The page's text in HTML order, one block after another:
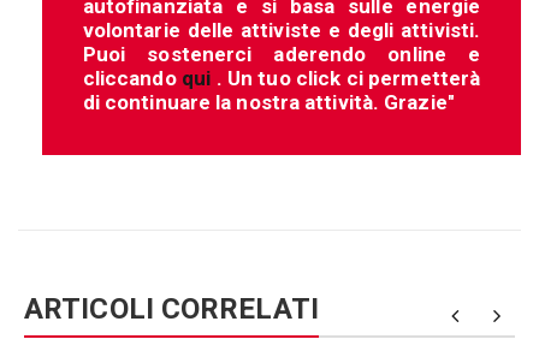
autofinanziata e si basa sulle energie
volontarie delle attiviste e degli attivisti.
Puoi sostenerci aderendo online e
cliccando qui . Un tuo click ci permetterà
di continuare la nostra attività. Grazie"
ARTICOLI CORRELATI